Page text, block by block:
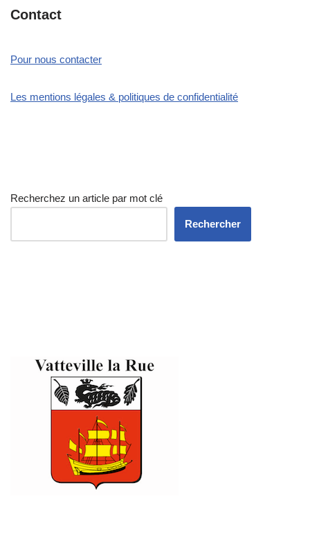
Contact
Pour nous contacter
Les mentions légales & politiques de confidentialité
Recherchez un article par mot clé
Rechercher